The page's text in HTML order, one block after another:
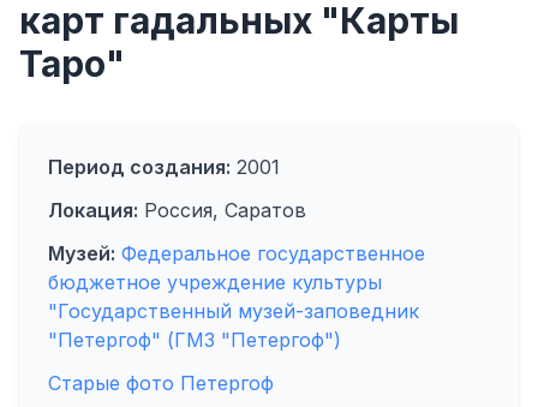
карт гадальных "Карты
Таро"
Период создания: 2001
Локация: Россия, Саратов
Музей: Федеральное государственное
бюджетное учреждение культуры
"Государственный музей-заповедник
"Петергоф" (ГМЗ "Петергоф")
Старые фото Петергоф